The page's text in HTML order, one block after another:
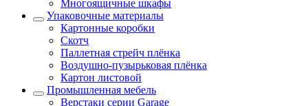
Многоящичные шкафы
Упаковочные материалы
Картонные коробки
Скотч
Паллетная стрейч плёнка
Воздушно-пузырьковая плёнка
Картон листовой
Промышленная мебель
Верстаки серии Garage